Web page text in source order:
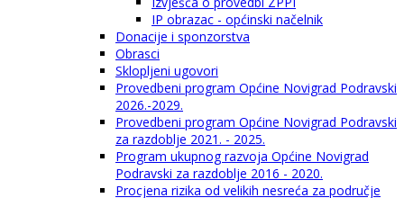
IP obrazac - općinski načelnik
Donacije i sponzorstva
Obrasci
Sklopljeni ugovori
Provedbeni program Općine Novigrad Podravski
2026.-2029.
Provedbeni program Općine Novigrad Podravski
za razdoblje 2021. - 2025.
Program ukupnog razvoja Općine Novigrad
Podravski za razdoblje 2016 - 2020.
Procjena rizika od velikih nesreća za područje